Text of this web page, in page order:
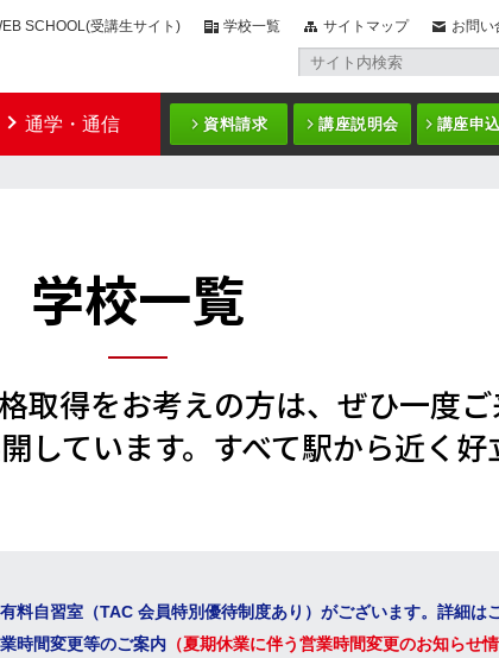
SCHOOL(受講生サイト) 学校一覧 サイトマップ お問い
通学・通信 資料請求 講座説明会 講座申
学校一覧
取得をお考えの方は、ぜひ一度ご
しています。 すべて駅から近く好
料自習室（TAC 会員特別優待制度あり）がございます。詳細は
時間変更等のご案内 （夏期休業に伴う営業時間変更のお知らせ情